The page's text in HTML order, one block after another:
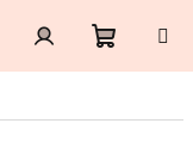
Přihlášení